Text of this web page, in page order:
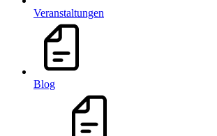
Veranstaltungen
Blog